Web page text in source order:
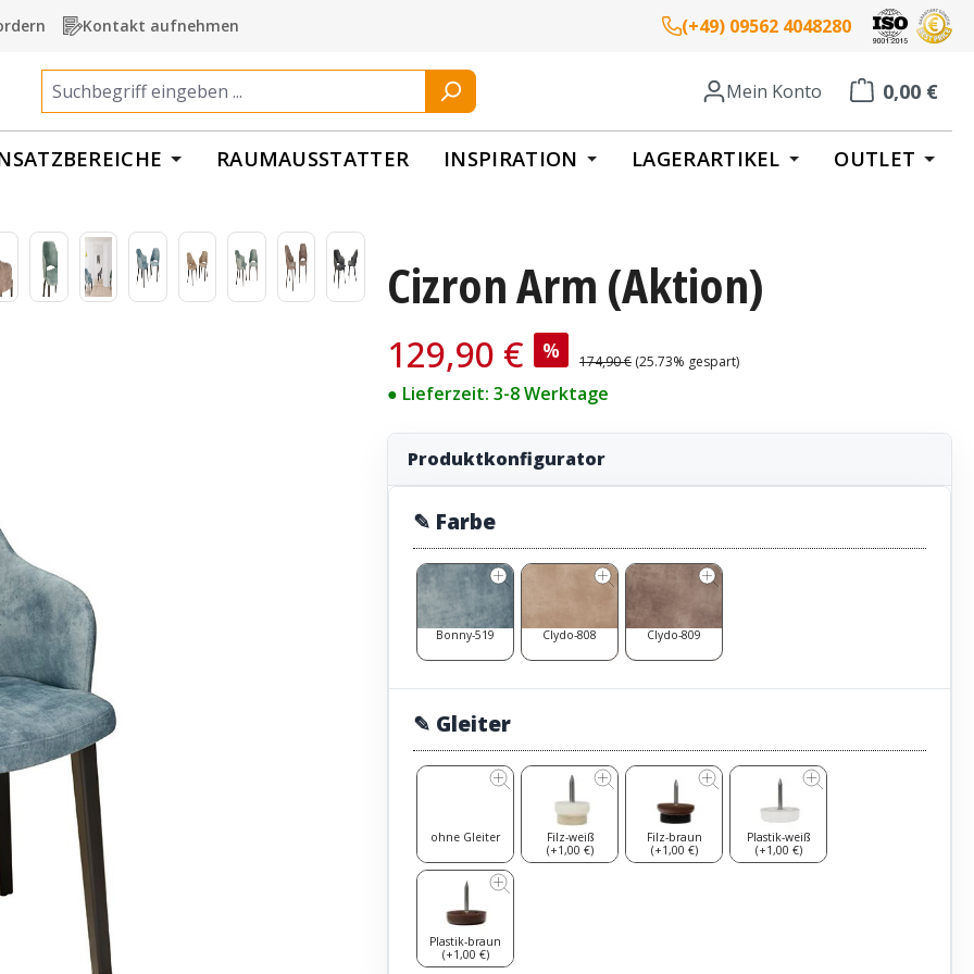
Kontakt aufnehmen (+49) 09562 4048280
Mein Konto 0,00 €
Warenkorb
RAUMAUSSTATTER INSPIRATION LAGERARTIKEL OUTLET
Cizron Arm (Aktion)
Verkaufspreis:
129,90 € % Regulärer Preis:
174,90 € (25.73% gespart)
● Lieferzeit: 3-8 Werktage
Produktkonfigurator
✎ Farbe
Bonny-519 Clydo-808 Clydo-809
✎ Gleiter
ohne Gleiter
Filz-weiß
(+1,00 €)
Filz-braun
(+1,00 €)
Plastik-weiß
(+1,00 €)
Plastik-braun
(+1,00 €)